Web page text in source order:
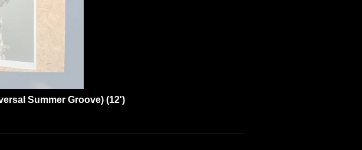
Summer Groove) (12')